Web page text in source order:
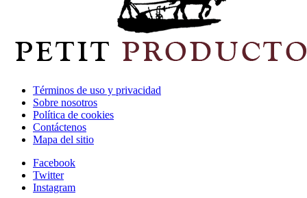
Términos de uso y privacidad
Sobre nosotros
Política de cookies
Contáctenos
Mapa del sitio
Facebook
Twitter
Instagram